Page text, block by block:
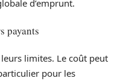
d’emprunt.
payants
limites. Le coût peut
pour les